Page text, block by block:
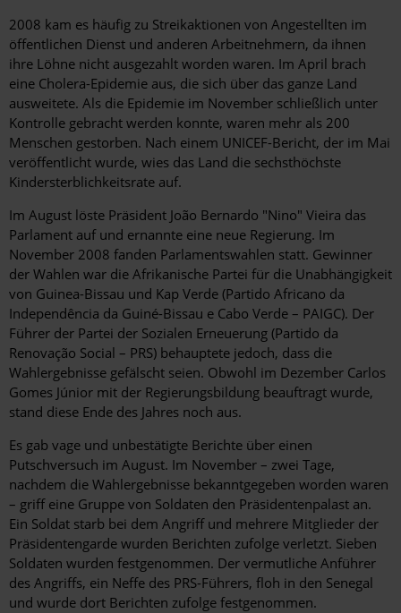
2008 kam es häufig zu Streikaktionen von Angestellten im
öffentlichen Dienst und anderen Arbeitnehmern, da ihnen
ihre Löhne nicht ausgezahlt worden waren. Im April brach
eine Cholera-Epidemie aus, die sich über das ganze Land
ausweitete. Als die Epidemie im November schließlich unter
Kontrolle gebracht werden konnte, waren mehr als 200
Menschen gestorben. Nach einem UNICEF-Bericht, der im Mai
veröffentlicht wurde, wies das Land die sechsthöchste
Kindersterblichkeitsrate auf.
Im August löste Präsident João Bernardo "Nino" Vieira das
Parlament auf und ernannte eine neue Regierung. Im
November 2008 fanden Parlamentswahlen statt. Gewinner
der Wahlen war die Afrikanische Partei für die Unabhängigkeit
von Guinea-Bissau und Kap Verde (Partido Africano da
Independência da Guiné-Bissau e Cabo Verde – PAIGC). Der
Führer der Partei der Sozialen Erneuerung (Partido da
Renovação Social – PRS) behauptete jedoch, dass die
Wahlergebnisse gefälscht seien. Obwohl im Dezember Carlos
Gomes Júnior mit der Regierungsbildung beauftragt wurde,
stand diese Ende des Jahres noch aus.
Es gab vage und unbestätigte Berichte über einen
Putschversuch im August. Im November – zwei Tage,
nachdem die Wahlergebnisse bekanntgegeben worden waren
– griff eine Gruppe von Soldaten den Präsidentenpalast an.
Ein Soldat starb bei dem Angriff und mehrere Mitglieder der
Präsidentengarde wurden Berichten zufolge verletzt. Sieben
Soldaten wurden festgenommen. Der vermutliche Anführer
des Angriffs, ein Neffe des PRS-Führers, floh in den Senegal
und wurde dort Berichten zufolge festgenommen.